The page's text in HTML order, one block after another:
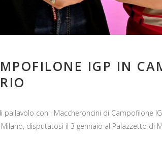
IGP IN
con i Maccheroncini di Campofilone
disputatosi il 3 gennaio al Palazzetto di